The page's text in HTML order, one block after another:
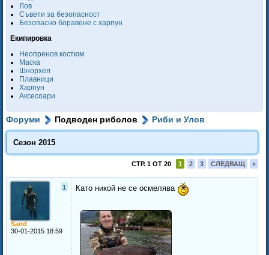
Лов
Съвети за безопасност
Безопасно боравене с харпун
Екипировка
Неопренов костюм
Маска
Шнорхел
Плавници
Харпун
Аксесоари
Форуми Подводен риболов Риби и Улов
Сезон 2015
СТР. 1 ОТ 20 1 2 3 СЛЕДВАЩ »
1
Sand
30-01-2015 18:59
Като никой не се осмелява